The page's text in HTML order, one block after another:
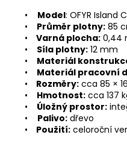
• Model: OFYR Island
•
Průměr plotny: 85
•
Varná plocha: 0,44
•
Síla plotny: 12 mm
•
Materiál
•
Materiál pracovní
•
Rozměry: cca 85 ×
•
Hmotnost: cca 137
•
Úložný prostor:
• Palivo: dřevo
•
Použití: celoroční